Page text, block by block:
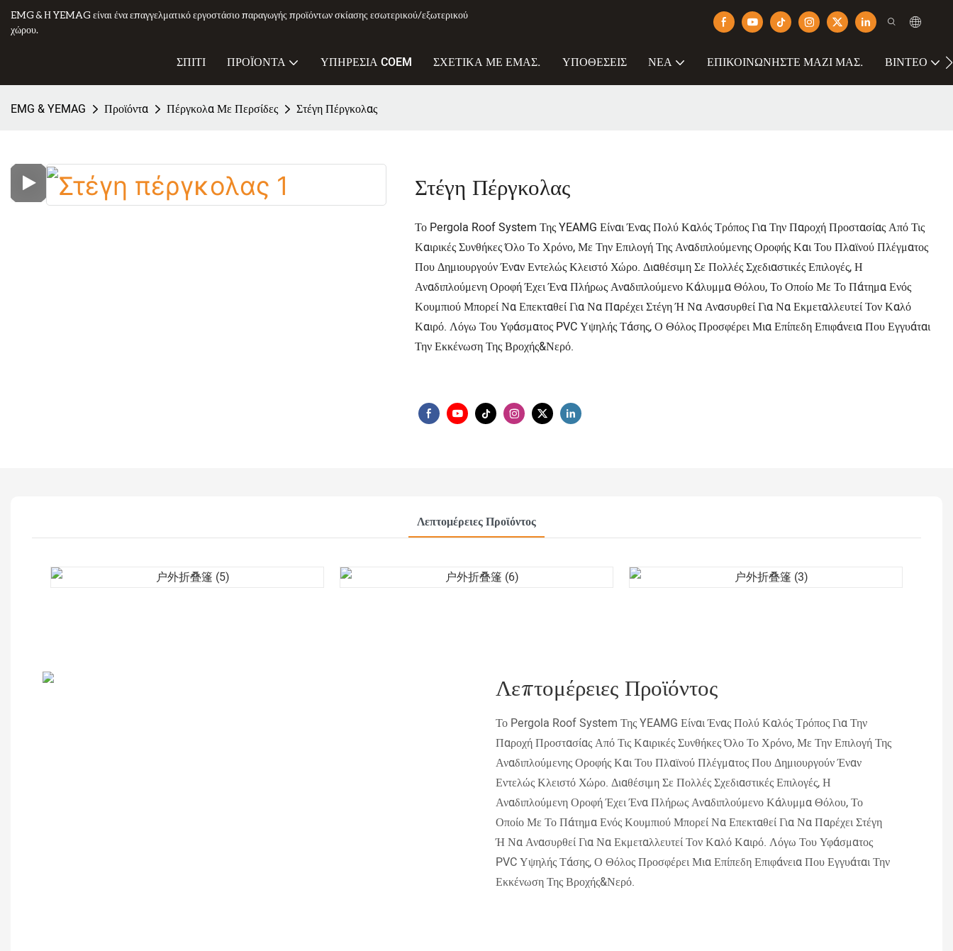
EMG & Η YEMAG είναι ένα επαγγελματικό εργοστάσιο παραγωγής προϊόντων σκίασης εσωτερικού/εξωτερικού
χώρου.
ΣΠΊΤΙ ΠΡΟΪΌΝΤΑ ΥΠΗΡΕΣΊΑ COEM ΣΧΕΤΙΚΆ ΜΕ ΕΜΆΣ. ΥΠΟΘΈΣΕΙΣ ΝΈΑ ΕΠΙΚΟΙΝΩΝΉΣΤΕ ΜΑΖΊ ΜΑΣ. ΒΊΝΤΕΟ
EMG & YEMAG Προϊόντα Πέργκολα Με Περσίδες Στέγη Πέργκολας
Στέγη Πέργκολας
Το Pergola Roof System Της YEAMG Είναι Ένας Πολύ Καλός Τρόπος Για Την Παροχή Προστασίας Από Τις
Καιρικές Συνθήκες Όλο Το Χρόνο, Με Την Επιλογή Της Αναδιπλούμενης Οροφής Και Του Πλαϊνού Πλέγματος
Που Δημιουργούν Έναν Εντελώς Κλειστό Χώρο. Διαθέσιμη Σε Πολλές Σχεδιαστικές Επιλογές, Η
Αναδιπλούμενη Οροφή Έχει Ένα Πλήρως Αναδιπλούμενο Κάλυμμα Θόλου, Το Οποίο Με Το Πάτημα Ενός
Κουμπιού Μπορεί Να Επεκταθεί Για Να Παρέχει Στέγη Ή Να Ανασυρθεί Για Να Εκμεταλλευτεί Τον Καλό
Καιρό. Λόγω Του Υφάσματος PVC Υψηλής Τάσης, Ο Θόλος Προσφέρει Μια Επίπεδη Επιφάνεια Που Εγγυάται
Την Εκκένωση Της Βροχής&νερό.
Λεπτομέρειες Προϊόντος
Λεπτομέρειες Προϊόντος
Το Pergola Roof System Της YEAMG Είναι Ένας Πολύ Καλός Τρόπος Για Την
Παροχή Προστασίας Από Τις Καιρικές Συνθήκες Όλο Το Χρόνο, Με Την Επιλογή Της
Αναδιπλούμενης Οροφής Και Του Πλαϊνού Πλέγματος Που Δημιουργούν Έναν
Εντελώς Κλειστό Χώρο. Διαθέσιμη Σε Πολλές Σχεδιαστικές Επιλογές, Η
Αναδιπλούμενη Οροφή Έχει Ένα Πλήρως Αναδιπλούμενο Κάλυμμα Θόλου, Το
Οποίο Με Το Πάτημα Ενός Κουμπιού Μπορεί Να Επεκταθεί Για Να Παρέχει Στέγη
Ή Να Ανασυρθεί Για Να Εκμεταλλευτεί Τον Καλό Καιρό. Λόγω Του Υφάσματος
PVC Υψηλής Τάσης, Ο Θόλος Προσφέρει Μια Επίπεδη Επιφάνεια Που Εγγυάται Την
Εκκένωση Της Βροχής&νερό.